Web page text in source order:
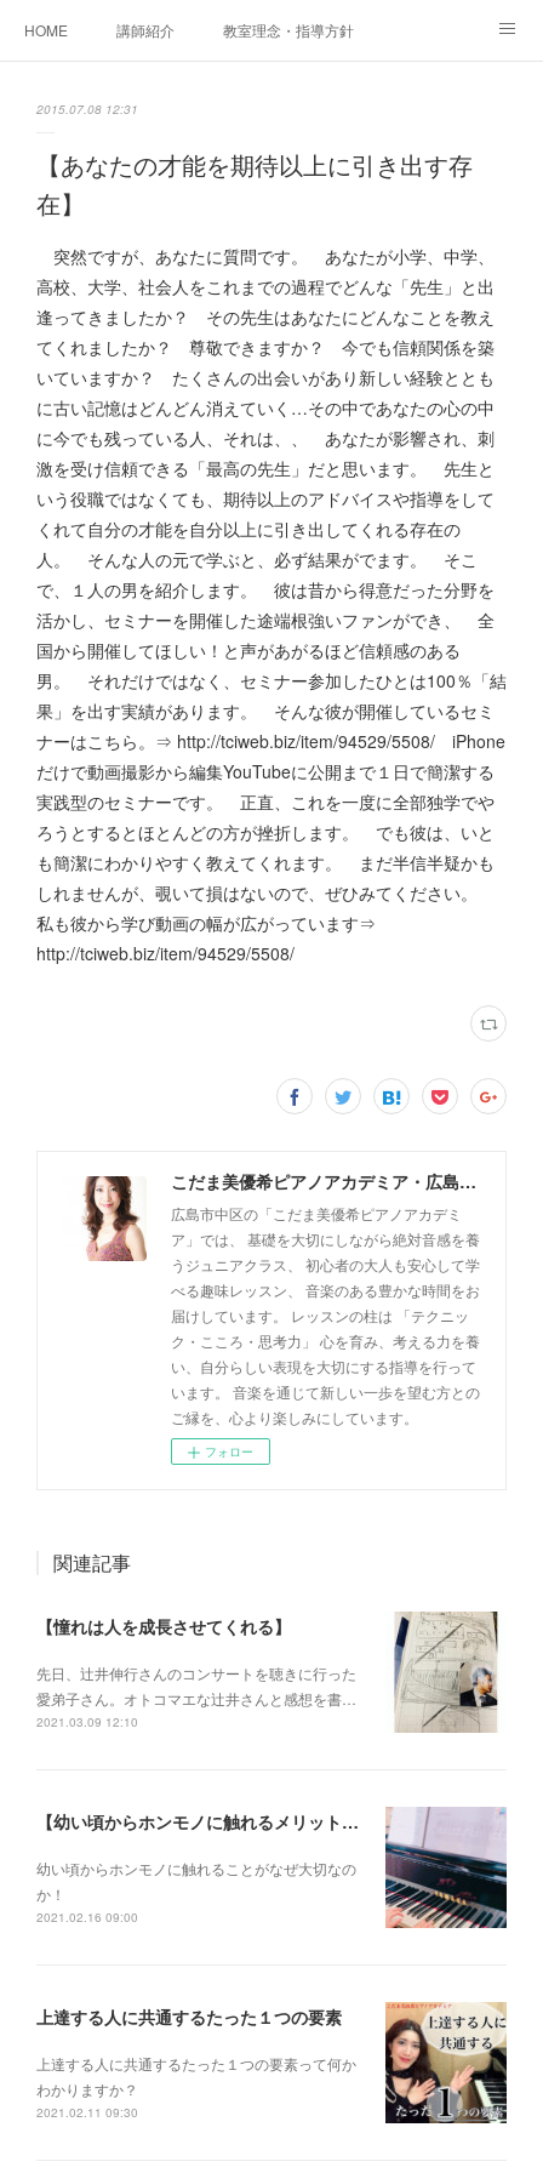
HOME 講師紹介 教室理念・指導方針
ご相談・体験レッスンお申し込み
2015.07.08 12:31
【あなたの才能を期待以上に引き出す存
在】
突然ですが、あなたに質問です。 あなたが小学、中学、
高校、大学、社会人をこれまでの過程でどんな「先生」と出
逢ってきましたか？ その先生はあなたにどんなことを教え
てくれましたか？ 尊敬できますか？ 今でも信頼関係を築
いていますか？ たくさんの出会いがあり新しい経験ととも
に古い記憶はどんどん消えていく…その中であなたの心の中
に今でも残っている人、それは、、 あなたが影響され、刺
激を受け信頼できる「最高の先生」だと思います。 先生と
いう役職ではなくても、期待以上のアドバイスや指導をして
くれて自分の才能を自分以上に引き出してくれる存在の
人。 そんな人の元で学ぶと、必ず結果がでます。 そこ
で、１人の男を紹介します。 彼は昔から得意だった分野を
活かし、セミナーを開催した途端根強いファンができ、 全
国から開催してほしい！と声があがるほど信頼感のある
男。 それだけではなく、セミナー参加したひとは100％「結
果」を出す実績があります。 そんな彼が開催しているセミ
ナーはこちら。⇒ http://tciweb.biz/item/94529/5508/ iPhone
だけで動画撮影から編集YouTubeに公開まで１日で簡潔する
実践型のセミナーです。 正直、これを一度に全部独学でや
ろうとするとほとんどの方が挫折します。 でも彼は、いと
も簡潔にわかりやすく教えてくれます。 まだ半信半疑かも
しれませんが、覗いて損はないので、ぜひみてください。
私も彼から学び動画の幅が広がっています⇒
http://tciweb.biz/item/94529/5508/
こだま美優希ピアノアカデミア・広島市中区
広島市中区の「こだま美優希ピアノアカデミ
ア」では、 基礎を大切にしながら絶対音感を養
うジュニアクラス、 初心者の大人も安心して学
べる趣味レッスン、 音楽のある豊かな時間をお
届けしています。 レッスンの柱は 「テクニッ
ク・こころ・思考力」 心を育み、考える力を養
い、自分らしい表現を大切にする指導を行って
います。 音楽を通じて新しい一歩を望む方との
ご縁を、心より楽しみにしています。
フォロー
関連記事
【憧れは人を成長させてくれる】
先日、辻井伸行さんのコンサートを 聴きに行った
愛弟子さん。 オトコマエな辻井さんと 感想を書…
2021.03.09 12:10
【幼い頃からホンモノに触れるメリットとは？】
幼い頃からホンモノに 触れることがなぜ大切なの
か！
2021.02.16 09:00
上達する人に共通するたった１つの要素
上達する人に共通するたった１つの要素って何か
わかりますか？
2021.02.11 09:30